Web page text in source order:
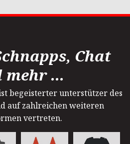
Chat
mehr ...
begeisterter unterstützer des
auf zahlreichen weiteren
vertreten.